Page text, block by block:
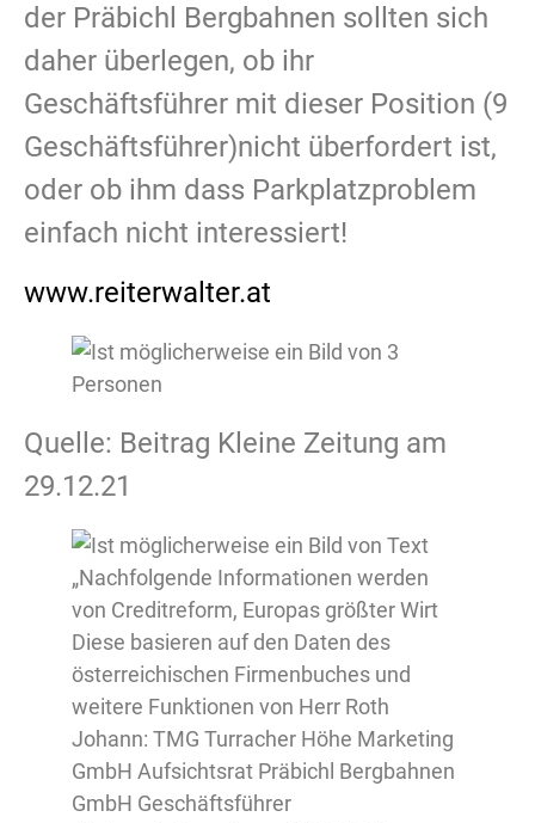
der Präbichl Bergbahnen sollten sich
daher überlegen, ob ihr
Geschäftsführer mit dieser Position (9
Geschäftsführer)nicht überfordert ist,
oder ob ihm dass Parkplatzproblem
einfach nicht interessiert!
www.reiterwalter.at
Quelle: Beitrag Kleine Zeitung am
29.12.21